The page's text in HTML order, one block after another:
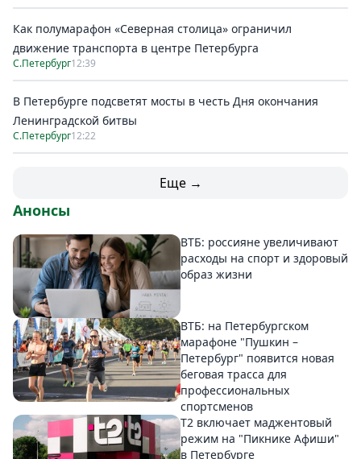
Как полумарафон «Северная столица» ограничил
движение транспорта в центре Петербурга
С.Петербург12:39
В Петербурге подсветят мосты в честь Дня окончания
Ленинградской битвы
С.Петербург12:22
Еще →
Анонсы
ВТБ: россияне увеличивают
расходы на спорт и здоровый
образ жизни
ВТБ: на Петербургском
марафоне "Пушкин –
Петербург" появится новая
беговая трасса для
профессиональных
спортсменов
Т2 включает маджентовый
режим на "Пикнике Афиши"
в Петербурге